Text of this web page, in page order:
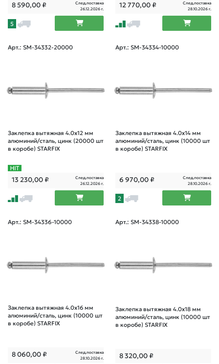
8 590,00₽
След.поставка
26.12.2026 г.
5
12 770,00₽
След.поставка
28.10.2026 г.
Арт.: SM-34332-20000
Заклепка вытяжная 4.0х12 мм
алюминий/сталь, цинк (20000 шт
в коробе) STARFIX
13 230,00₽
След.поставка
26.12.2026 г.
Арт.: SM-34334-10000
Заклепка вытяжная 4.0х14 мм
алюминий/сталь, цинк (10000 шт
в коробе) STARFIX
6 970,00₽
След.поставка
28.10.2026 г.
2
Арт.: SM-34336-10000
Заклепка вытяжная 4.0х16 мм
алюминий/сталь, цинк (10000 шт
в коробе) STARFIX
8 060,00₽
След.поставка
28.10.2026 г.
Арт.: SM-34338-10000
Заклепка вытяжная 4.0х18 мм
алюминий/сталь, цинк (10000 шт
в коробе) STARFIX
8 320,00₽